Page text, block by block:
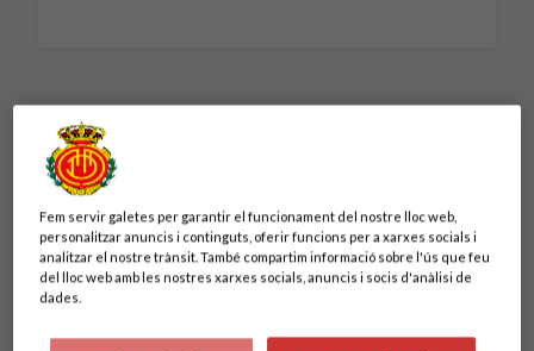
Fem servir galetes per garantir el funcionament del nostre lloc web,
personalitzar anuncis i continguts, oferir funcions per a xarxes socials i
analitzar el nostre trànsit. També compartim informació sobre l'ús que feu
del lloc web amb les nostres xarxes socials, anuncis i socis d'anàlisi de
dades.